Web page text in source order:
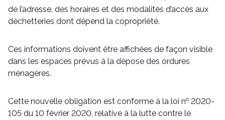
de l’adresse, des horaires et des modalités d’accès aux
déchetteries dont dépend la copropriété.
Ces informations doivent être affichées de façon visible
dans les espaces prévus à la dépose des ordures
ménagères.
Cette nouvelle obligation est conforme à la loi no 2020-
105 du 10 février 2020, relative à la lutte contre le